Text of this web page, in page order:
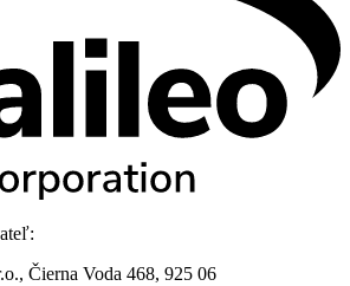
Čierna Voda 468, 925 06